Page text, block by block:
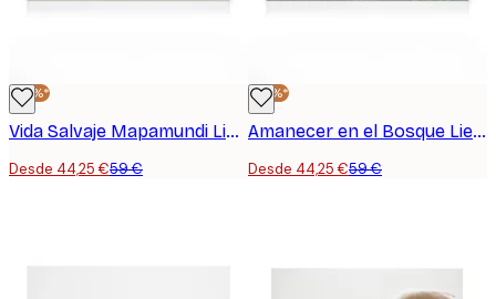
-25%*
Vida Salvaje Mapamundi Lienzo
Desde 44,25 €59 €
-25%*
Amanecer en el Bosque Lienzo
Desde 44,25 €59 €